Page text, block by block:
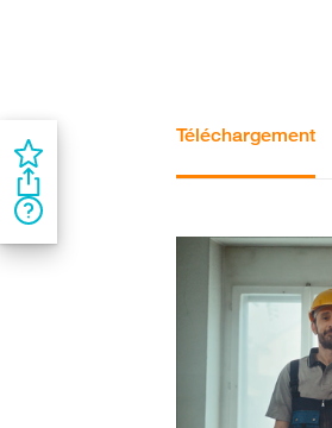
Téléchargement